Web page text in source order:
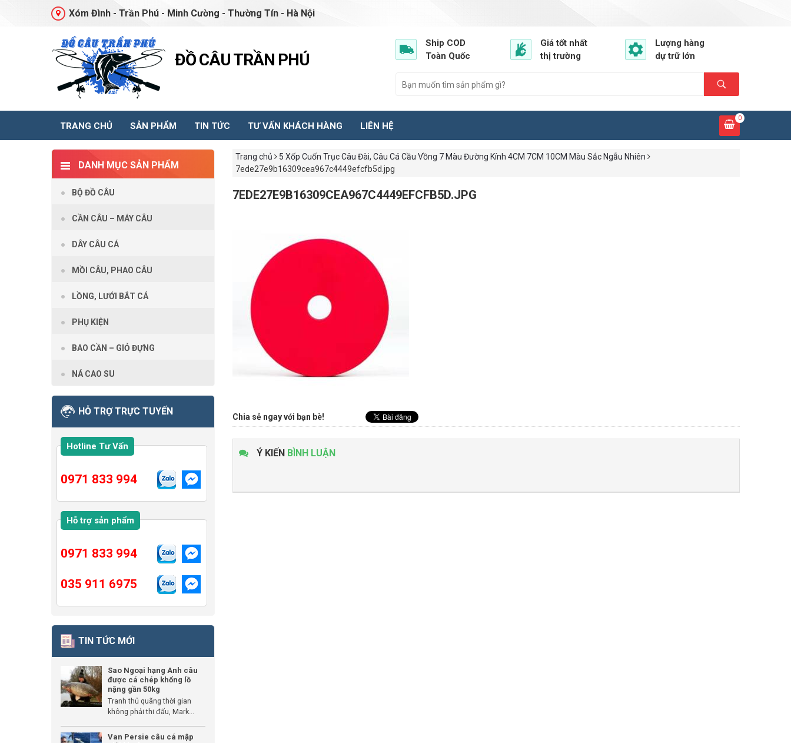
Xóm Đình - Trần Phú - Minh Cường - Thường Tín - Hà Nội
ĐỒ CÂU TRẦN PHÚ
Ship COD
Toàn Quốc
Giá tốt nhất
thị trường
Lượng hàng
dự trữ lớn
TRANG CHỦ SẢN PHẨM TIN TỨC TƯ VẤN KHÁCH HÀNG LIÊN HỆ
0
Trang chủ
5 Xốp Cuốn Trục Câu Đài, Câu Cá Cầu Vồng 7 Màu Đường Kính 4CM 7CM 10CM Màu Sắc Ngẫu Nhiên
7ede27e9b16309cea967c4449efcfb5d.jpg
7EDE27E9B16309CEA967C4449EFCFB5D.JPG
Chia sẻ ngay với bạn bè!
Ý KIẾN BÌNH LUẬN
DANH MỤC SẢN PHẨM
BỘ ĐỒ CÂU
CẦN CÂU – MÁY CÂU
DÂY CÂU CÁ
MỒI CÂU, PHAO CÂU
LỒNG, LƯỚI BẮT CÁ
PHỤ KIỆN
BAO CẦN – GIỎ ĐỰNG
NÁ CAO SU
HỖ TRỢ TRỰC TUYẾN
Hotline Tư Vấn
0971 833 994
Hỗ trợ sản phẩm
0971 833 994
035 911 6975
TIN TỨC MỚI
Sao Ngoại hạng Anh câu
được cá chép khổng lồ
nặng gần 50kg
Tranh thủ quãng thời gian
không phải thi đấu, Mark...
Van Persie câu cá mập